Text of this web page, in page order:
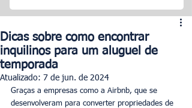
Dicas sobre como encontrar
inquilinos para um aluguel de
temporada
Atualizado: 7 de jun. de 2024
Graças a empresas como a Airbnb, que se
desenvolveram para converter propriedades de